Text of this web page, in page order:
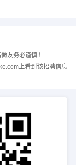
友务必谨慎！
上看到该招聘信息